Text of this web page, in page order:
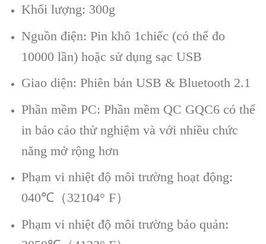
Khối lượng: 300g
Nguồn điện: Pin khô 1chiếc (có thể đo
10000 lần) hoặc sử dụng sạc USB
Giao diện: Phiên bản USB & Bluetooth 2.1
Phần mềm PC: Phần mềm QC GQC6 có thể
in báo cáo thử nghiệm và với nhiều chức
năng mở rộng hơn
Phạm vi nhiệt độ môi trường hoạt động:
040℃（32104° F）
Phạm vi nhiệt độ môi trường bảo quản: